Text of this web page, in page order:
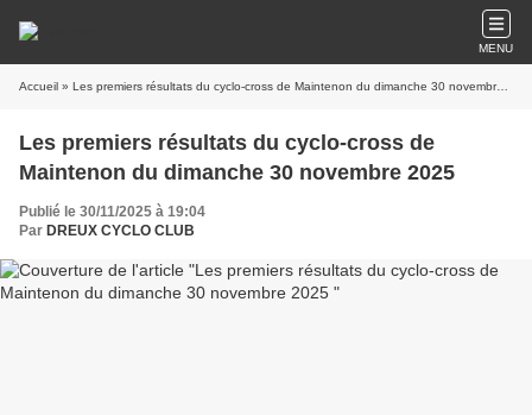
MENU
Accueil » Les premiers résultats du cyclo-cross de Maintenon du dimanche 30 novembre 2025
Les premiers résultats du cyclo-cross de
Maintenon du dimanche 30 novembre 2025
Publié le 30/11/2025 à 19:04
Par DREUX CYCLO CLUB